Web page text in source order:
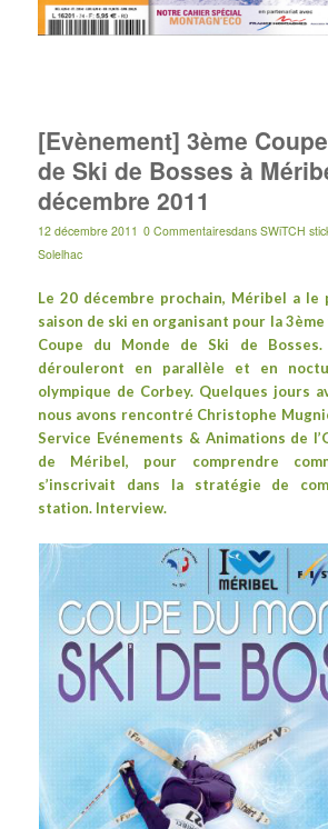
[Evènement] 3ème
de Ski de Bosses à
décembre 2011
12 décembre 2011 0 Commentairesdans SWiTCH
Solelhac
Le 20 décembre prochain, Méribel a le
saison de ski en organisant pour la
Coupe du Monde de Ski de
dérouleront en parallèle et en
olympique de Corbey. Quelques jours
nous avons rencontré Christophe
Service Evénements & Animations de
de Méribel, pour comprendre
s’inscrivait dans la stratégie de
station. Interview.